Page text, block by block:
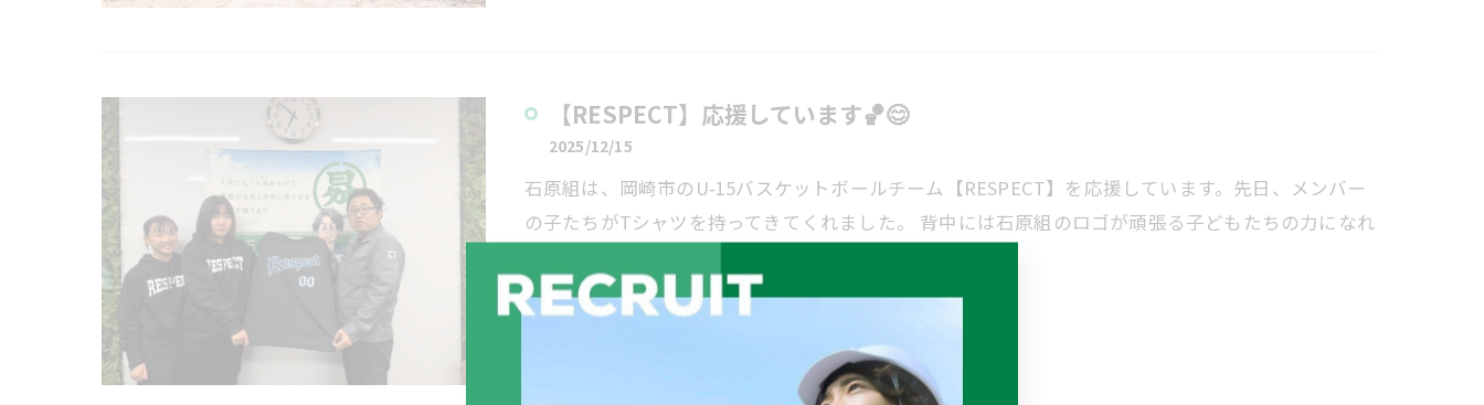
【RESPECT】応援しています🏀😊
2025/12/15
石原組は、岡崎市のU-15バスケットボールチーム【RESPECT】を応援しています。先日、メンバー
の子たちがTシャツを持ってきてくれました。 背中には石原組のロゴが頑張る子どもたちの力になれ